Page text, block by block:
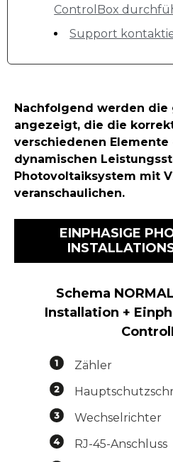
ControlBox
Support
Nachfolgend werden die
angezeigt, die die
verschiedenen
dynamischen
Photovoltaiksystem mit
veranschaulichen.
EINPHASIGE
Schema
Installation +
Zähler
Wechselrichter
RJ-45-Anschluss